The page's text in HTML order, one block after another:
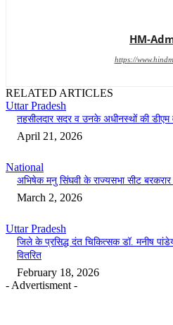
HM-
https://
RELATED ARTICLES
Uttar Pradesh
तहसीलदार सदर व उनके अधीनस्थों की
April 21, 2026
National
अभिषेक मनु सिंघवी के राज्यसभा सीट
March 2, 2026
Uttar Pradesh
जिले के प्रसिद्ध दंत चिकित्सक डॉ. मनीष
वितरित
February 18, 2026
- Advertisment -